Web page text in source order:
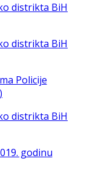
distrikta BiH
distrikta BiH
Policije
distrikta BiH
godinu